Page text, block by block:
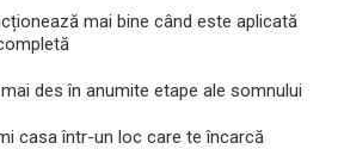
mai bine când este aplicată
des în anumite etape ale somnului
casa într-un loc care te încarcă